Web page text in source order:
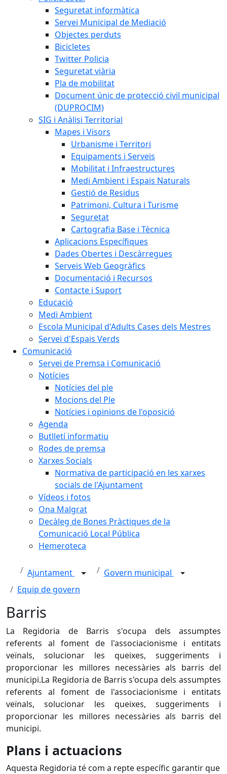
Seguretat informàtica
Servei Municipal de Mediació
Objectes perduts
Bicicletes
Twitter Policia
Seguretat viària
Pla de mobilitat
Document únic de protecció civil municipal
(DUPROCIM)
SIG i Anàlisi Territorial
Mapes i Visors
Urbanisme i Territori
Equipaments i Serveis
Mobilitat i Infraestructures
Medi Ambient i Espais Naturals
Gestió de Residus
Patrimoni, Cultura i Turisme
Seguretat
Cartografia Base i Tècnica
Aplicacions Específiques
Dades Obertes i Descàrregues
Serveis Web Geogràfics
Documentació i Recursos
Contacte i Suport
Educació
Medi Ambient
Escola Municipal d'Adults Cases dels Mestres
Servei d'Espais Verds
Comunicació
Servei de Premsa i Comunicació
Notícies
Notícies del ple
Mocions del Ple
Notícies i opinions de l'oposició
Agenda
Butlletí informatiu
Rodes de premsa
Xarxes Socials
Normativa de participació en les xarxes
socials de l'Ajuntament
Vídeos i fotos
Ona Malgrat
Decàleg de Bones Pràctiques de la
Comunicació Local Pública
Hemeroteca
Ajuntament
Govern municipal
Equip de govern
Barris
La Regidoria de Barris s'ocupa dels assumptes
referents al foment de l'associacionisme i entitats
veïnals, solucionar les queixes, suggeriments i
proporcionar les millores necessàries als barris del
municipi.La Regidoria de Barris s'ocupa dels assumptes
referents al foment de l'associacionisme i entitats
veïnals, solucionar les queixes, suggeriments i
proporcionar les millores necessàries als barris del
municipi.
Plans i actuacions
Aquesta Regidoria té com a repte específic garantir que